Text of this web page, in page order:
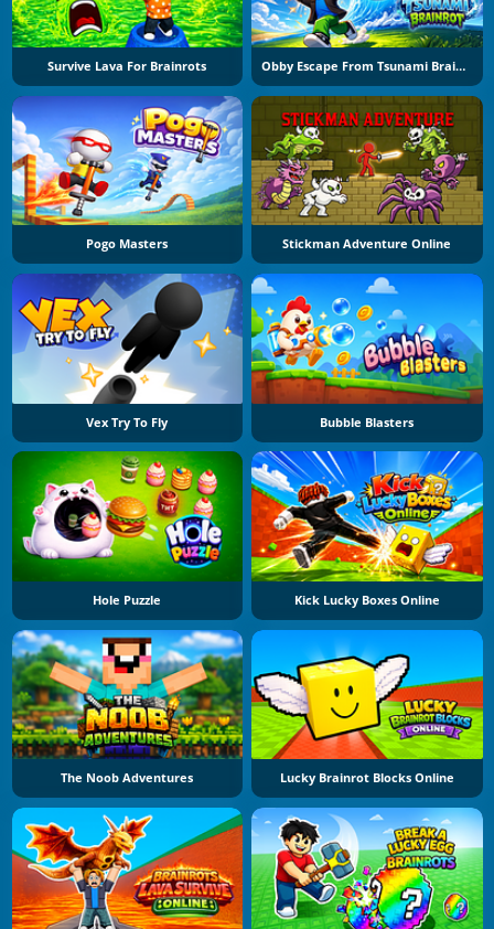
Survive Lava For Brainrots Obby Escape From Tsunami Brainrot
Pogo Masters Stickman Adventure Online
Vex Try To Fly Bubble Blasters
Hole Puzzle Kick Lucky Boxes Online
The Noob Adventures Lucky Brainrot Blocks Online